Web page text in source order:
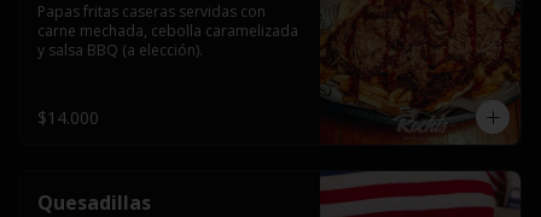
Papas fritas caseras servidas con
carne mechada, cebolla caramelizada
y salsa BBQ (a elección).
$14.000
Quesadillas